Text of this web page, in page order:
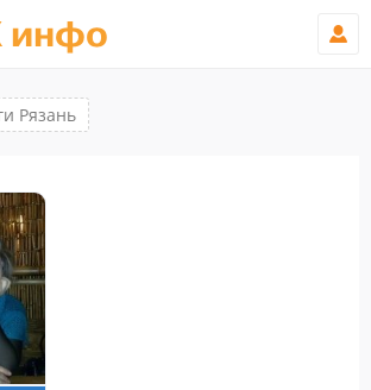
Рязань